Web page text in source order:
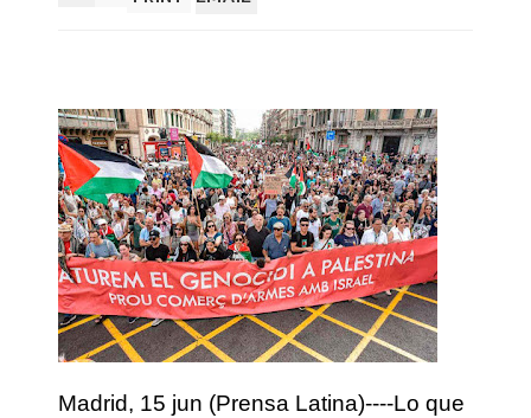
Madrid, 15 jun (Prensa Latina)----Lo que